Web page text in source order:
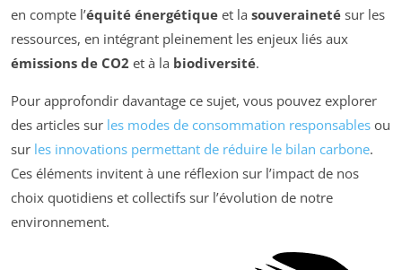
en compte l’équité énergétique et la souveraineté sur les
ressources, en intégrant pleinement les enjeux liés aux
émissions de CO2 et à la biodiversité.
Pour approfondir davantage ce sujet, vous pouvez explorer
des articles sur les modes de consommation responsables ou
sur les innovations permettant de réduire le bilan carbone.
Ces éléments invitent à une réflexion sur l’impact de nos
choix quotidiens et collectifs sur l’évolution de notre
environnement.